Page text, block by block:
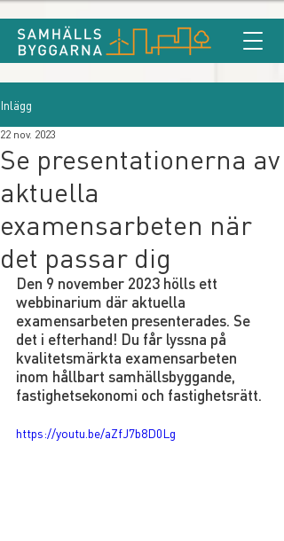
Inlägg
Se presentationerna av
aktuella
examensarbeten när
det passar dig
22 nov. 2023
Den 9 november 2023 hölls ett
webbinarium där aktuella
examensarbeten presenterades. Se
det i efterhand! Du får lyssna på
kvalitetsmärkta examensarbeten
inom hållbart samhällsbyggande,
fastighetsekonomi och fastighetsrätt.
https://youtu.be/aZfJ7b8D0Lg